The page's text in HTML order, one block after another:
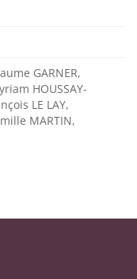
GARNER,
HOUSSAY-
LE LAY,
MARTIN,